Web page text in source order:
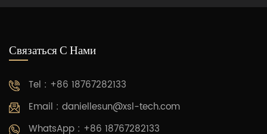
Связаться С Нами
Tel : +86 18767282133
Email : daniellesun@xsl-tech.com
WhatsApp : +86 18767282133